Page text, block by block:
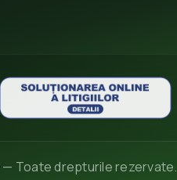
— Toate drepturile rezervate.